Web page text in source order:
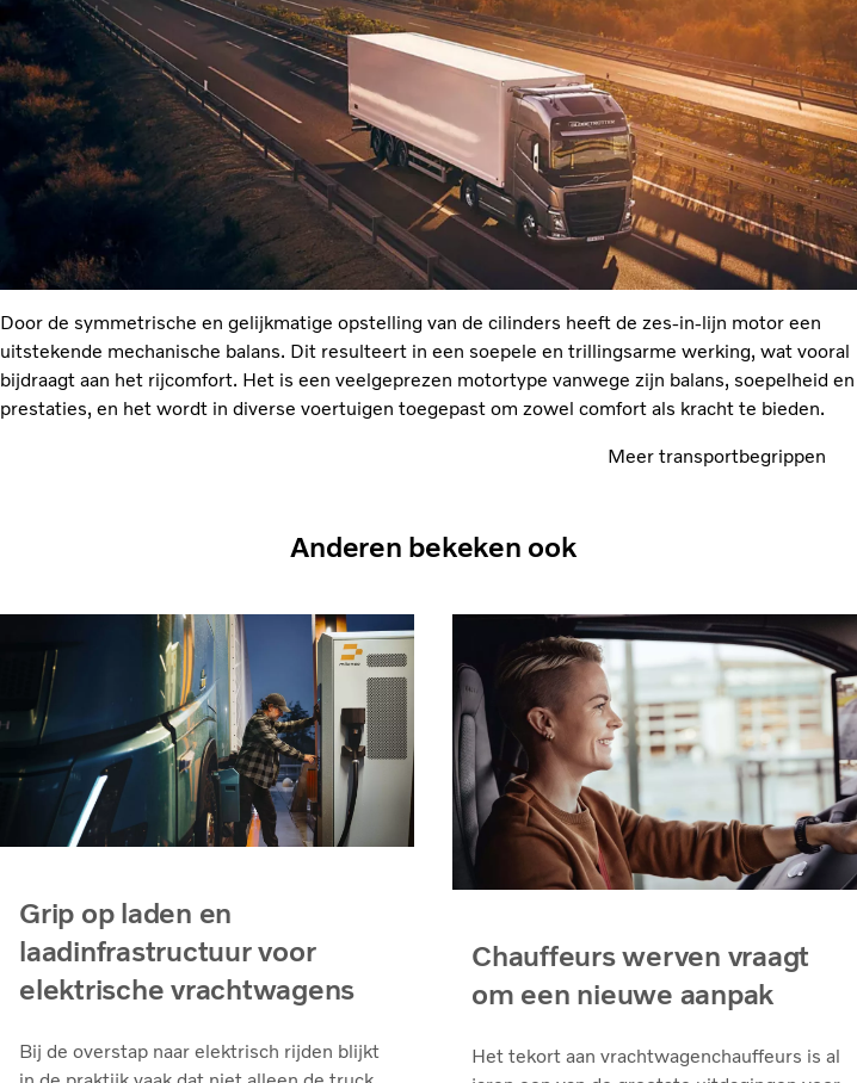
Door de symmetrische en gelijkmatige opstelling van de cilinders heeft de zes-in-lijn motor een
uitstekende mechanische balans. Dit resulteert in een soepele en trillingsarme werking, wat vooral
bijdraagt aan het rijcomfort. Het is een veelgeprezen motortype vanwege zijn balans, soepelheid en
prestaties, en het wordt in diverse voertuigen toegepast om zowel comfort als kracht te bieden.
Meer transportbegrippen
Anderen bekeken ook
Grip op laden en
laadinfrastructuur voor
elektrische vrachtwagens
Bij de overstap naar elektrisch rijden blijkt
Chauffeurs werven vraagt
om een nieuwe aanpak
Het tekort aan vrachtwagenchauffeurs is al